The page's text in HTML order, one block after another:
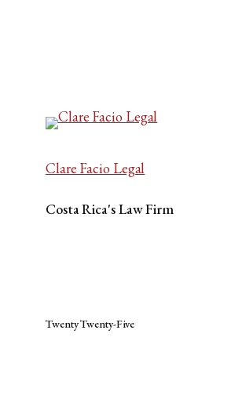
Clare Facio Legal
Costa Rica's Law Firm
Twenty Twenty-Five